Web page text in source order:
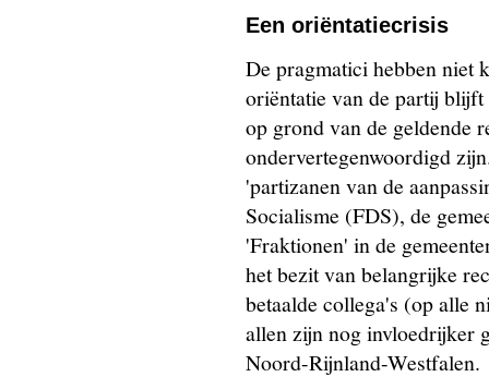
Een oriëntatiecrisis
De pragmatici hebben niet
oriëntatie van de partij blijft
op grond van de geldende
ondervertegenwoordigd
'partizanen van de
Socialisme (FDS), de
'Fraktionen' in de
het bezit van belangrijke
betaalde collega's (op alle
allen zijn nog invloedrijker
Noord-Rijnland-Westfalen.